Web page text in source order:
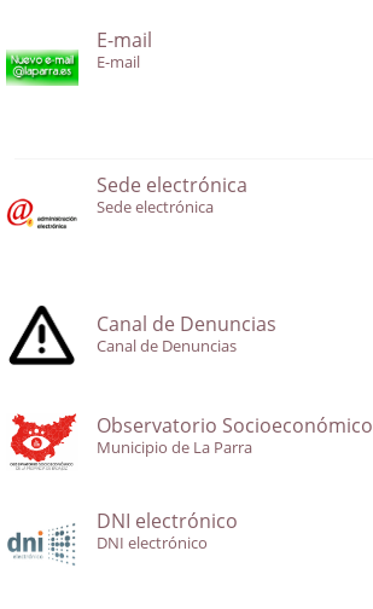
E-mail
E-mail
Sede electrónica
Sede electrónica
Canal de Denuncias
Canal de Denuncias
Observatorio Socioeconómico
Municipio de La Parra
DNI electrónico
DNI electrónico